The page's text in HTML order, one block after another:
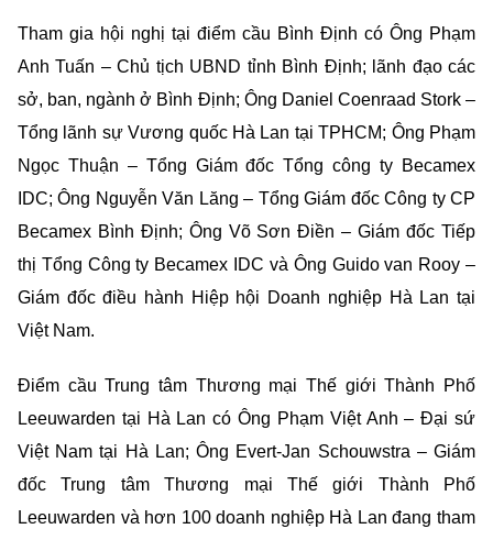
Tham gia hội nghị tại điểm cầu Bình Định có Ông Phạm
Anh Tuấn – Chủ tịch UBND tỉnh Bình Định; lãnh đạo các
sở, ban, ngành ở Bình Định; Ông Daniel Coenraad Stork –
Tổng lãnh sự Vương quốc Hà Lan tạiTPHCM; Ông Phạm
Ngọc Thuận – Tổng Giám đốc Tổng công ty Becamex
IDC; Ông Nguyễn Văn Lăng – Tổng Giám đốc Công ty CP
Becamex Bình Định; Ông Võ Sơn Điền – Giám đốc Tiếp
thị Tổng Công ty Becamex IDC và Ông Guido van Rooy –
Giám đốc điều hành Hiệp hội Doanh nghiệp Hà Lan tại
Việt Nam.
Điểm cầu Trung tâm Thương mại Thế giới Thành Phố
Leeuwarden tại Hà Lan có Ông Phạm Việt Anh – Đại sứ
Việt Nam tại Hà Lan; Ông Evert-Jan Schouwstra – Giám
đốc Trung tâm Thương mại Thế giới Thành Phố
Leeuwarden và hơn 100 doanh nghiệp Hà Lan đang tham